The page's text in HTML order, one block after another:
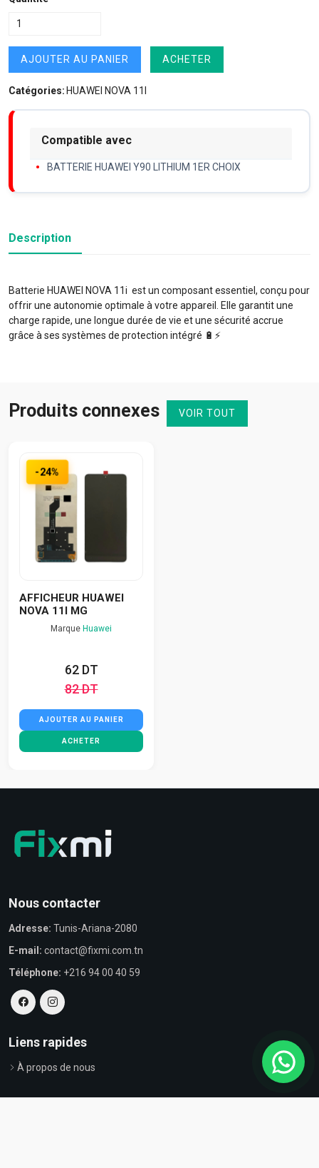
AJOUTER AU PANIER ACHETER
Catégories: HUAWEI NOVA 11I
Compatible avec
BATTERIE HUAWEI Y90 LITHIUM 1ER CHOIX
Description
Batterie HUAWEI NOVA 11i est un composant essentiel, conçu pour
offrir une autonomie optimale à votre appareil. Elle garantit une
charge rapide, une longue durée de vie et une sécurité accrue
grâce à ses systèmes de protection intégré 🔋⚡️
Produits connexes VOIR TOUT
-24%
AFFICHEUR HUAWEI
NOVA 11I MG
Marque Huawei
62 DT
82 DT
AJOUTER AU PANIER
ACHETER
Nous contacter
Adresse: Tunis-Ariana-2080
E-mail: contact@fixmi.com.tn
Téléphone: +216 94 00 40 59
Liens rapides
À propos de nous